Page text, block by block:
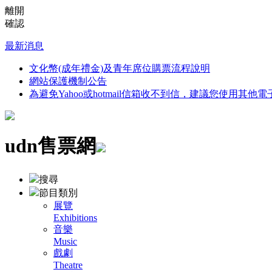
離開
確認
最新消息
文化幣(成年禮金)及青年席位購票流程說明
網站保護機制公告
為避免Yahoo或hotmail信箱收不到信，建議您使用其他電
udn售票網
搜尋
節目類別
展覽
Exhibitions
音樂
Music
戲劇
Theatre